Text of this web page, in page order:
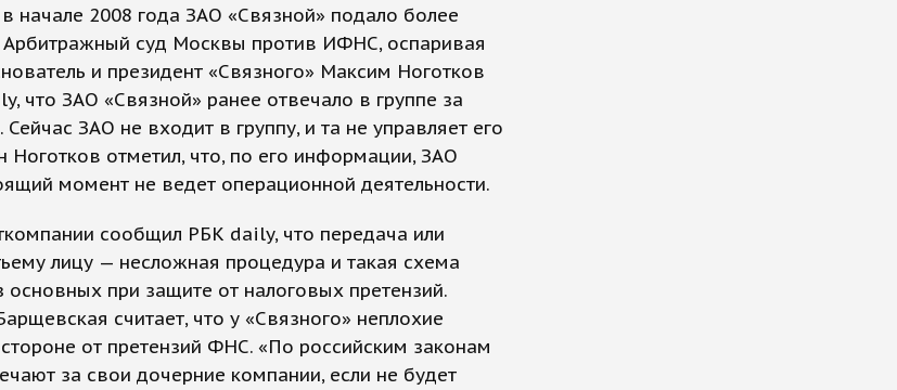
начале 2008 года ЗАО «Связной» подало более
суд Москвы против ИФНС, оспаривая
и президент «Связного» Максим Ноготков
что ЗАО «Связной» ранее отвечало в группе за
ЗАО не входит в группу, и та не управляет его
Ноготков отметил, что, по его информации, ЗАО
момент не ведет операционной деятельности.
сообщил РБК daily, что передача или
лицу — несложная процедура и такая схема
основных при защите от налоговых претензий.
считает, что у «Связного» неплохие
от претензий ФНС. «По российским законам
за свои дочерние компании, если не будет